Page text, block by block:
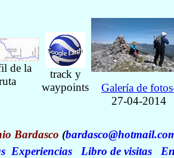
de la
track y
waypoints
Galería de
27-04-2014
Bardasco (
Experiencias Libro de visitas